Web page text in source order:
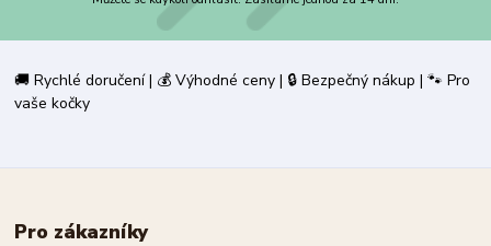
🚚 Rychlé doručení | 💰 Výhodné ceny | 🔒 Bezpečný nákup | 🐾 Pro
vaše kočky
Pro zákazníky